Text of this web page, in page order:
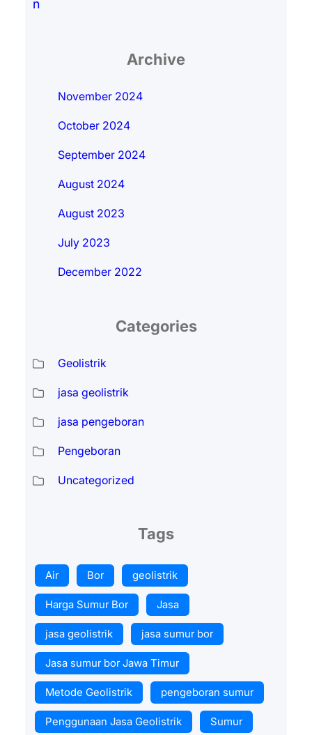
Archive
November 2024
October 2024
September 2024
August 2024
August 2023
July 2023
December 2022
Categories
Geolistrik
jasa geolistrik
jasa pengeboran
Pengeboran
Uncategorized
Tags
Air Bor geolistrik
Harga Sumur Bor Jasa
jasa geolistrik jasa sumur bor
Jasa sumur bor Jawa Timur
Metode Geolistrik pengeboran sumur
Penggunaan Jasa Geolistrik Sumur